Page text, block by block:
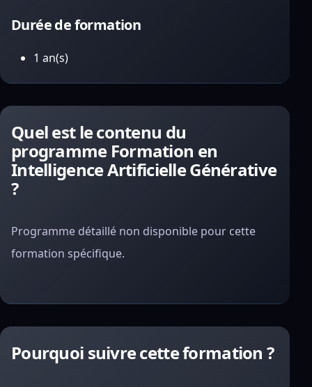
Durée de formation
1 an(s)
Quel est le contenu du
programme Formation en
Intelligence Artificielle Générative
?
Programme détaillé non disponible pour cette
formation spécifique.
Pourquoi suivre cette formation ?